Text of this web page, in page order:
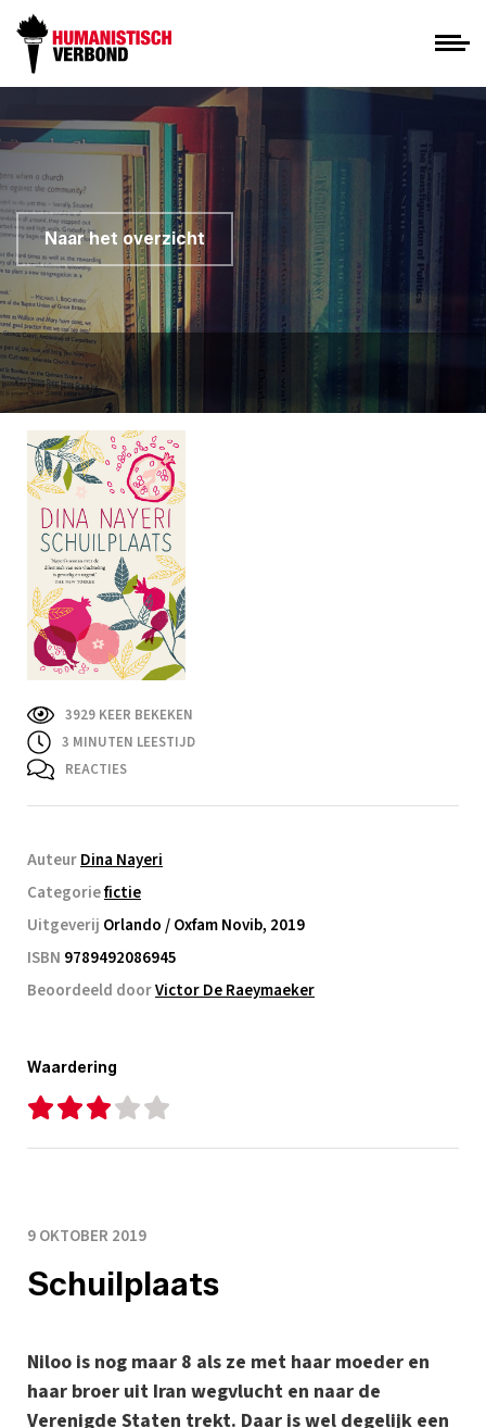
Naar het overzicht
3929 KEER BEKEKEN
3 MINUTEN LEESTIJD
REACTIES
AuteurDina Nayeri
Categoriefictie
Uitgeverij Orlando / Oxfam Novib, 2019
ISBN 9789492086945
Beoordeeld doorVictor De Raeymaeker
Waardering
9 OKTOBER 2019
Schuilplaats
Niloo is nog maar 8 als ze met haar moeder en
haar broer uit Iran wegvlucht en naar de
Verenigde Staten trekt. Daar is wel degelijk een